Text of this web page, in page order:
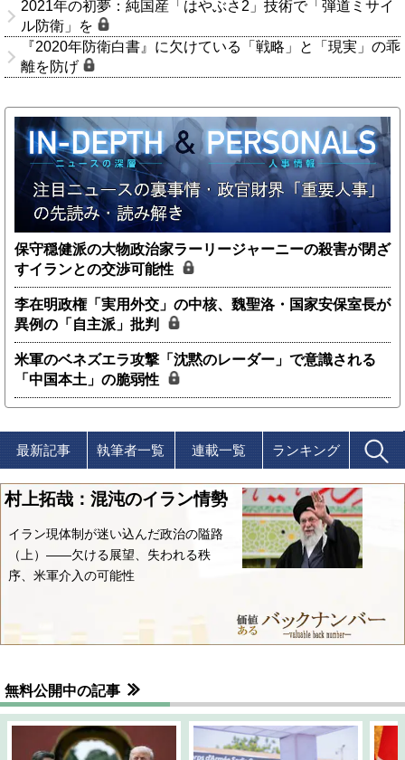
2021年の初夢：純国産「はやぶさ2」技術で「弾道ミサイ
ル防衛」を
『2020年防衛白書』に欠けている「戦略」と「現実」の乖
離を防げ
保守穏健派の大物政治家ラーリージャーニーの殺害が閉ざ
すイランとの交渉可能性
李在明政権「実用外交」の中核、魏聖洛・国家安保室長が
異例の「自主派」批判
米軍のベネズエラ攻撃「沈黙のレーダー」で意識される
「中国本土」の脆弱性
最新記事 執筆者一覧 連載一覧 ランキング
村上拓哉：混沌のイラン情勢
イラン現体制が迷い込んだ政治の隘路
（上）――欠ける展望、失われる秩
序、米軍介入の可能性
無料公開中の記事